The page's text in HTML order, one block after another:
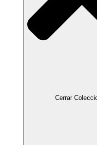
Cerrar